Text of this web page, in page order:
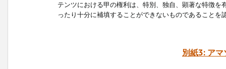
テンツにおける甲の権利は、特別、独自、顕著な特徴
ったり十分に補填することができないものであることを
別紙3: ア